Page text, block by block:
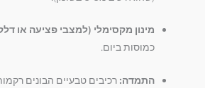
מינון מקסימלי (למצבי פציעה או
כמוסות ביום.
התמדה: רכיבים טבעיים הבונים